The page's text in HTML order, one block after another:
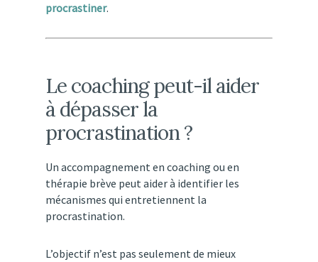
procrastiner.
Lecoachingpeut-ilaider
àdépasserla
procrastination ?
Un accompagnementen coaching ou en
thérapie brève peutaiderà identifier les
mécanismes qui entretiennent la
procrastination.
L’objectif n’est pas seulementde mieux